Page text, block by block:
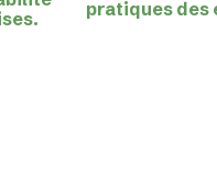
pratiques des